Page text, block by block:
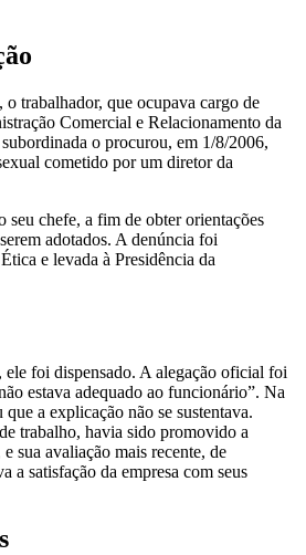
o trabalhador, que ocupava cargo de
Comercial e Relacionamento da
o procurou, em 1/8/2006,
cometido por um diretor da
seu chefe, a fim de obter orientações
adotados. A denúncia foi
e levada à Presidência da
ele foi dispensado. A alegação oficial foi
estava adequado ao funcionário”. Na
a explicação não se sustentava.
trabalho, havia sido promovido a
sua avaliação mais recente, de
a satisfação da empresa com seus